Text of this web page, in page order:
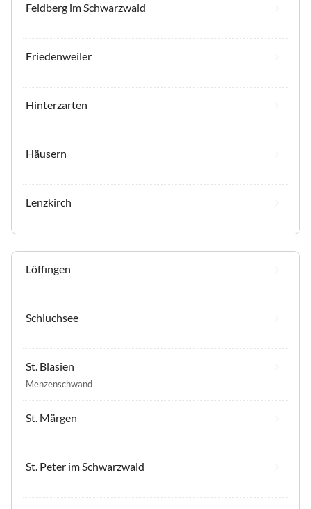
Feldberg im Schwarzwald
Friedenweiler
Hinterzarten
Häusern
Lenzkirch
Löffingen
Schluchsee
St. Blasien
Menzenschwand
St. Märgen
St. Peter im Schwarzwald